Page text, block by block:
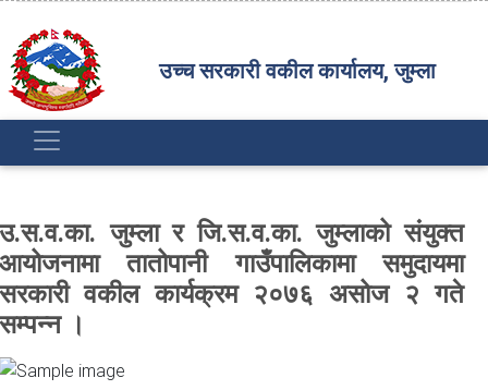
उच्च सरकारी वकील कार्यालय, जुम्ला
उ.स.व.का. जुम्ला र जि.स.व.का. जुम्लाको संयुक्त
आयोजनामा तातोपानी गाउँपालिकामा समुदायमा
सरकारी वकील कार्यक्रम २०७६ असोज २ गते
सम्पन्न ।